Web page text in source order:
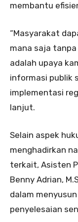
membantu
“Masyarakat
mana saja
adalah upaya
informasi publik
implementasi
lanjut.
Selain aspek
menghadirkan
terkait, Asisten
Benny Adrian,
dalam
penyelesaian